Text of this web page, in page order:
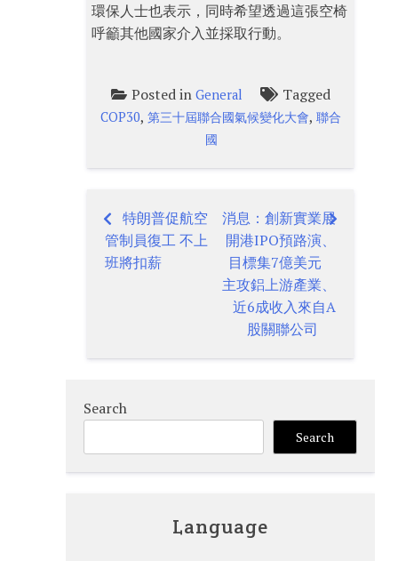
環保人士也表示，同時希望透過這張空椅
呼籲其他國家介入並採取行動。
Posted in General Tagged
COP30, 第三十屆聯合國氣候變化大會, 聯合
國
Post
navigation
特朗普促航空
管制員復工 不上
班將扣薪
消息：創新實業展
開港IPO預路演、
目標集7億美元
主攻鋁上游產業、
近6成收入來自A
股關聯公司
Search
Search
Language